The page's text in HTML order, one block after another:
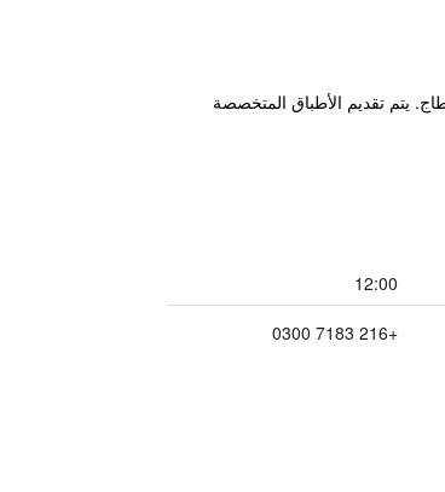
كم من وسط مدينة تونس، وعلى بعد 7 كم من مطار تونس- قرطاج. يتم تقديم الأطباق المتخصصة
12:00
+216 7183 0300